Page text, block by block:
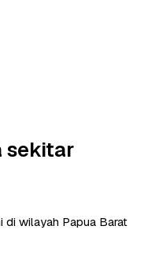
sekitar
di wilayah Papua Barat